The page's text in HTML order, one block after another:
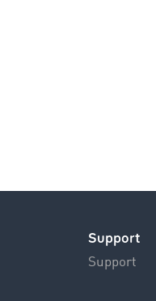
Support
Support